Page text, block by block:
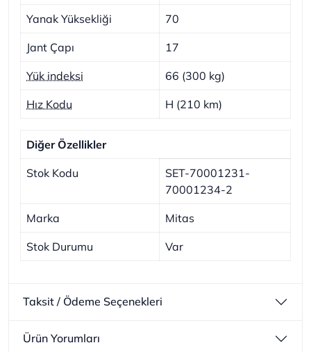
Yanak Yüksekliği 70
Jant Çapı 17
Yük indeksi 66 (300 kg)
Hız Kodu H (210 km)
Diğer Özellikler
Stok Kodu
SET-70001231-
70001234-2
Marka Mitas
Stok Durumu Var
Taksit / Ödeme Seçenekleri
Ürün Yorumları